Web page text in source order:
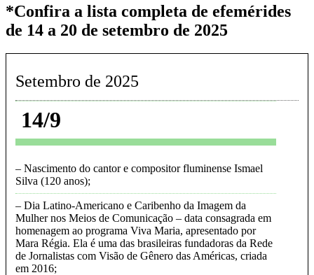
*Confira a lista completa de efemérides
de 14 a 20 de setembro de 2025
Setembro de 2025
14/9
Nascimento do cantor e compositor fluminense Ismael
Silva (120 anos)
Dia Latino-Americano e Caribenho da Imagem da
Mulher nos Meios de Comunicação – data consagrada em
homenagem ao programa Viva Maria, apresentado por
Mara Régia. Ela é uma das brasileiras fundadoras da Rede
de Jornalistas com Visão de Gênero das Américas, criada
em 2016